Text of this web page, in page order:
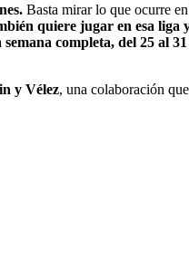
Basta mirar lo que ocurre
quiere jugar en esa liga
completa, del 25 al
y Vélez, una colaboración